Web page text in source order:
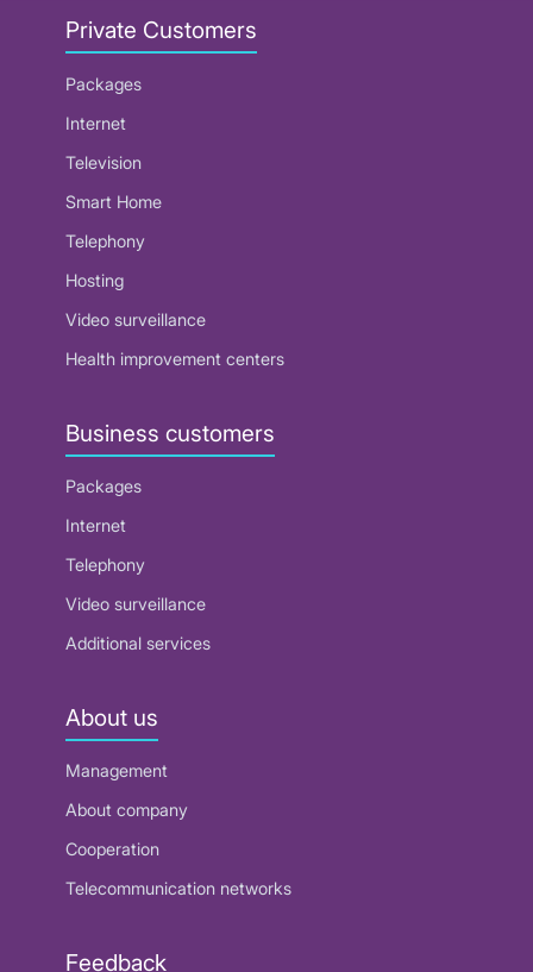
Private Customers
Packages
Internet
Television
Smart Home
Telephony
Hosting
Video surveillance
Health improvement centers
Business customers
Packages
Internet
Telephony
Video surveillance
Additional services
About us
Management
About company
Cooperation
Telecommunication networks
Feedback